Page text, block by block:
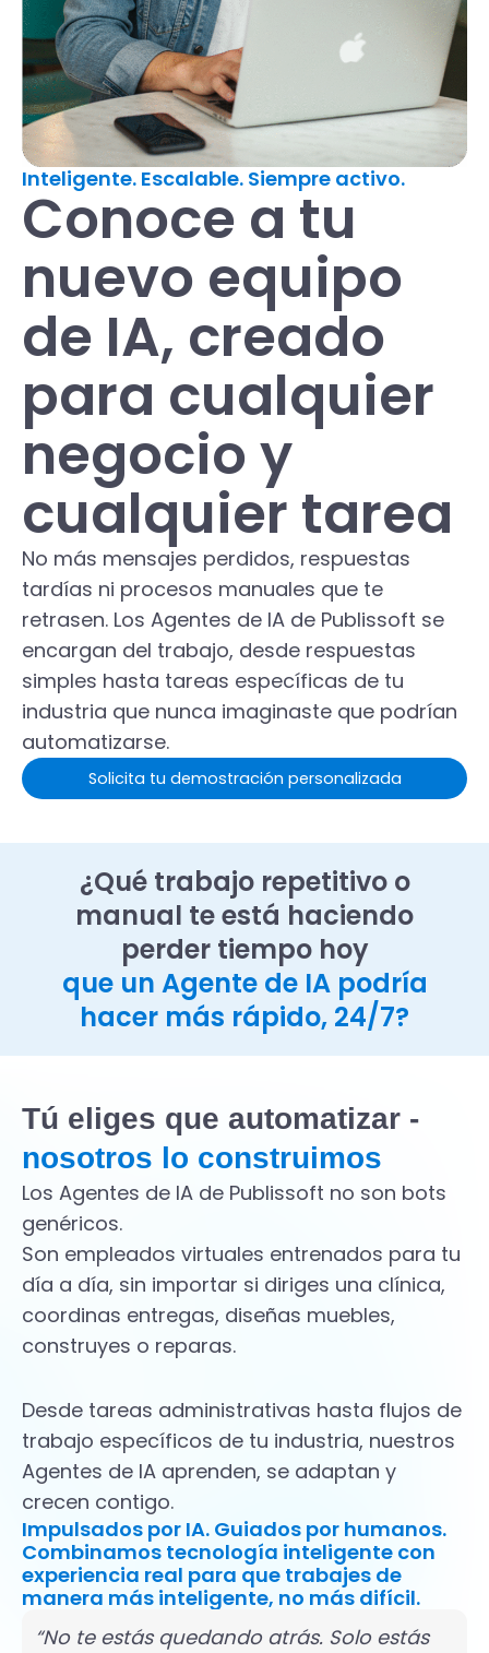
Inteligente. Escalable. Siempre activo.
Conoce a tu
nuevo equipo
de IA, creado
para cualquier
negocio y
cualquier tarea
No más mensajes perdidos, respuestas
tardías ni procesos manuales que te
retrasen. Los Agentes de IA de Publissoft se
encargan del trabajo, desde respuestas
simples hasta tareas específicas de tu
industria que nunca imaginaste que podrían
automatizarse.
Solicita tu demostración personalizada
¿Qué trabajo repetitivo o
manual te está haciendo
perder tiempo hoy
que un Agente de IA podría
hacer más rápido, 24/7?
Tú eliges que automatizar -
nosotros lo construimos
Los Agentes de IA de Publissoft no son bots
genéricos.
Son empleados virtuales entrenados para tu
día a día, sin importar si diriges una clínica,
coordinas entregas, diseñas muebles,
construyes o reparas.
Desde tareas administrativas hasta flujos de
trabajo específicos de tu industria, nuestros
Agentes de IA aprenden, se adaptan y
crecen contigo.
Impulsados por IA. Guiados por humanos.
Combinamos tecnología inteligente con
experiencia real para que trabajes de
manera más inteligente, no más difícil.
“No te estás quedando atrás. Solo estás